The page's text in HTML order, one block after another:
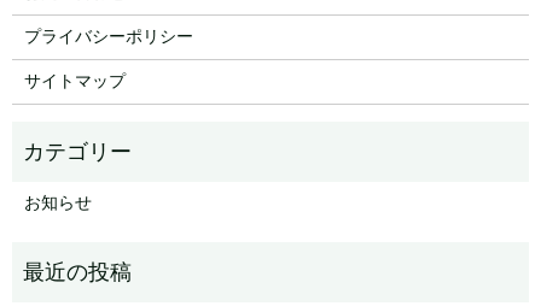
プライバシーポリシー
サイトマップ
お知らせ